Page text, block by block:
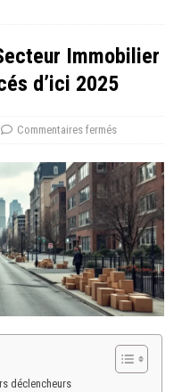
Immobilier
d’ici 2025
Commentaires fermés
déclencheurs